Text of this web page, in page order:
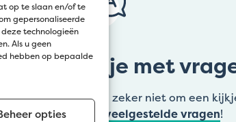
op te slaan en/of te
gepersonaliseerde
technologieën
Als u geen
hebben op bepaalde
opties
Zit je met
Aarzel zeker niet om een
veelgestelde vragen!